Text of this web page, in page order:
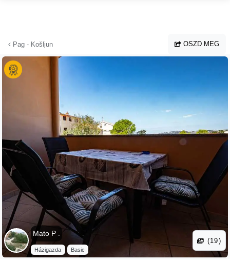
Pag - Košljun OSZD MEG
Mato P .
Házigazda Basic
(19)